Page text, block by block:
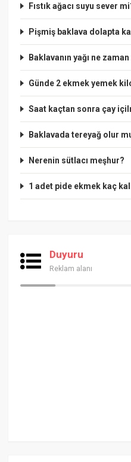
Fıstık ağacı suyu sever
Pişmiş baklava dolapta
Baklavanın yağı ne
Günde 2 ekmek yemek
Saat kaçtan sonra çay
Baklavada tereyağ olur
Nerenin sütlacı meşhur?
1 adet pide ekmek kaç
Duyuru
Reklam alanı